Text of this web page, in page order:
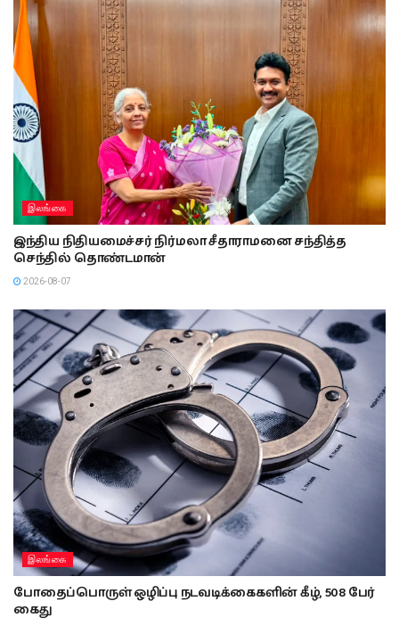
இலங்கை
இந்திய நிதியமைச்சர் நிர்மலா சீதாராமனை சந்தித்த
செந்தில் தொண்டமான்
2026-08-07
இலங்கை
போதைப்பொருள் ஒழிப்பு நடவடிக்கைகளின் கீழ், 508 பேர்
கைது